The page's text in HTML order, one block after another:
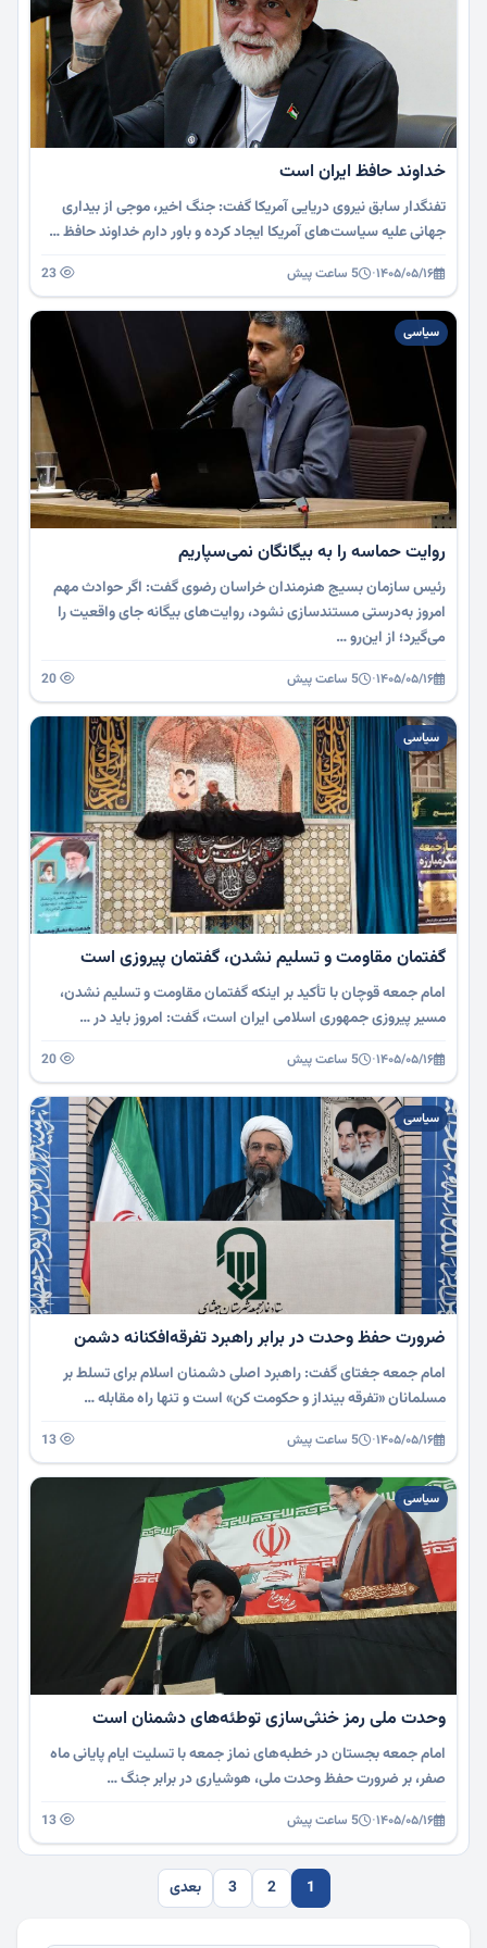
خداوند حافظ ایران است
تفنگدار سابق نیروی دریایی آمریکا گفت: جنگ اخیر، موجی از بیداری
جهانی علیه سیاست‌های آمریکا ایجاد کرده و باور دارم خداوند حافظ …
۱۴۰۵/۰۵/۱۶· 5 ساعت پیش
سیاسی
روایت حماسه را به بیگانگان نمی‌سپاریم
رئیس سازمان بسیج هنرمندان خراسان رضوی گفت: اگر حوادث مهم
امروز به‌درستی مستندسازی نشود، روایت‌های بیگانه جای واقعیت را
می‌گیرد؛ از این‌رو …
۱۴۰۵/۰۵/۱۶· 5 ساعت پیش
سیاسی
گفتمان مقاومت و تسلیم نشدن، گفتمان پیروزی است
امام جمعه قوچان با تأکید بر اینکه گفتمان مقاومت و تسلیم نشدن،
مسیر پیروزی جمهوری اسلامی ایران است، گفت: امروز باید در …
۱۴۰۵/۰۵/۱۶· 5 ساعت پیش
سیاسی
ضرورت حفظ وحدت در برابر راهبرد تفرقه‌افکنانه دشمن
امام جمعه جغتای گفت: راهبرد اصلی دشمنان اسلام برای تسلط بر
مسلمانان «تفرقه بینداز و حکومت کن» است و تنها راه مقابله …
۱۴۰۵/۰۵/۱۶· 5 ساعت پیش
سیاسی
وحدت ملی رمز خنثی‌سازی توطئه‌های دشمنان است
امام جمعه بجستان در خطبه‌های نماز جمعه با تسلیت ایام پایانی ماه
صفر، بر ضرورت حفظ وحدت ملی، هوشیاری در برابر جنگ …
۱۴۰۵/۰۵/۱۶· 5 ساعت پیش
1
2
3 بعدی